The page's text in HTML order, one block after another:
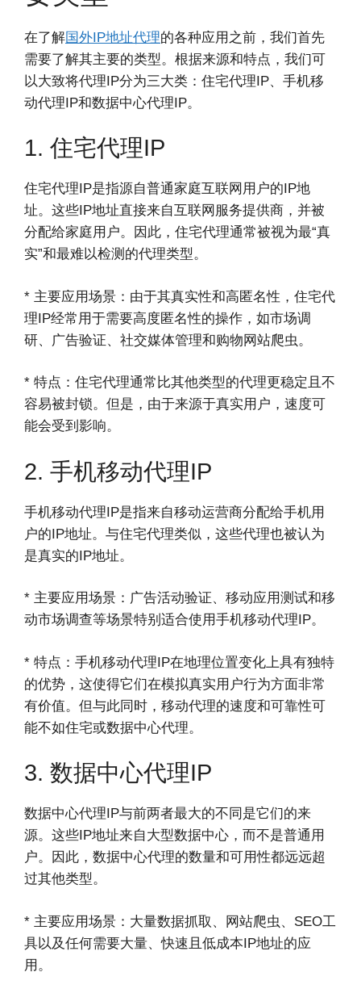
在了解国外IP地址代理的各种应用之前，我们首先
需要了解其主要的类型。根据来源和特点，我们可
以大致将代理IP分为三大类：住宅代理IP、手机移
动代理IP和数据中心代理IP。
1. 住宅代理IP
住宅代理IP是指源自普通家庭互联网用户的IP地
址。这些IP地址直接来自互联网服务提供商，并被
分配给家庭用户。因此，住宅代理通常被视为最“真
实”和最难以检测的代理类型。
* 主要应用场景：由于其真实性和高匿名性，住宅代
理IP经常用于需要高度匿名性的操作，如市场调
研、广告验证、社交媒体管理和购物网站爬虫。
* 特点：住宅代理通常比其他类型的代理更稳定且不
容易被封锁。但是，由于来源于真实用户，速度可
能会受到影响。
2. 手机移动代理IP
手机移动代理IP是指来自移动运营商分配给手机用
户的IP地址。与住宅代理类似，这些代理也被认为
是真实的IP地址。
* 主要应用场景：广告活动验证、移动应用测试和移
动市场调查等场景特别适合使用手机移动代理IP。
* 特点：手机移动代理IP在地理位置变化上具有独特
的优势，这使得它们在模拟真实用户行为方面非常
有价值。但与此同时，移动代理的速度和可靠性可
能不如住宅或数据中心代理。
3. 数据中心代理IP
数据中心代理IP与前两者最大的不同是它们的来
源。这些IP地址来自大型数据中心，而不是普通用
户。因此，数据中心代理的数量和可用性都远远超
过其他类型。
* 主要应用场景：大量数据抓取、网站爬虫、SEO工
具以及任何需要大量、快速且低成本IP地址的应
用。